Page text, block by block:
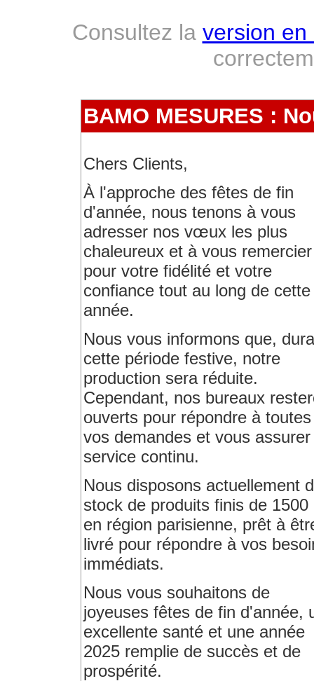
Consultez la version en
BAMO MESURES :
Chers Clients,
À l'approche des fêtes de fin
d'année, nous tenons à vous
adresser nos vœux les plus
chaleureux et à vous remercier
pour votre fidélité et votre
confiance tout au long de cette
année.
Nous vous informons que,
cette période festive, notre
production sera réduite.
Cependant, nos bureaux
ouverts pour répondre à toutes
vos demandes et vous
service continu.
Nous disposons actuellement
stock de produits finis de 1500
en région parisienne, prêt à
livré pour répondre à vos
immédiats.
Nous vous souhaitons de
joyeuses fêtes de fin d'année,
excellente santé et une année
2025 remplie de succès et de
prospérité.